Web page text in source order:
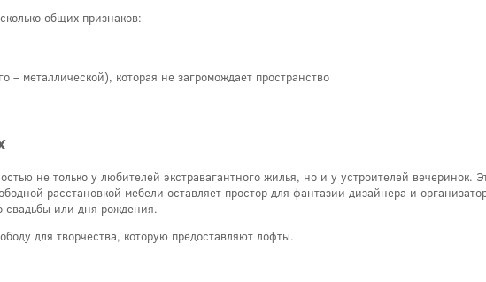
общих признаков:
– металлической), которая не загромождает пространство
не только у любителей экстравагантного жилья, но и у устроителей вечеринок.
расстановкой мебели оставляет простор для фантазии дизайнера и
свадьбы или дня рождения.
для творчества, которую предоставляют лофты.